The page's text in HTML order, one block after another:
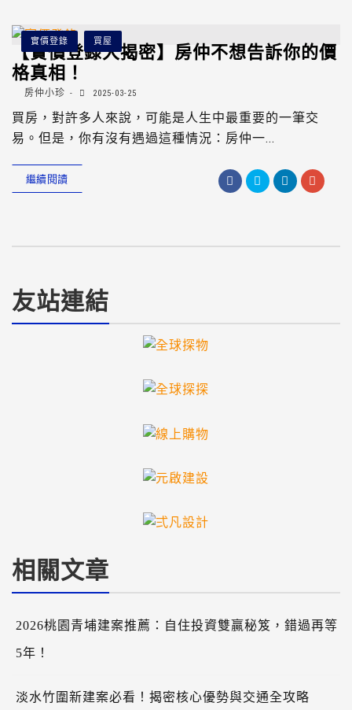
實價登錄 買屋
【實價登錄大揭密】房仲不想告訴你的價
格真相！
房仲小珍 2025-03-25
買房，對許多人來說，可能是人生中最重要的一筆交
易。但是，你有沒有遇過這種情況：房仲一...
繼續閱讀
友站連結
相關文章
2026桃園青埔建案推薦：自住投資雙贏秘笈，錯過再等
5年！
淡水竹圍新建案必看！揭密核心優勢與交通全攻略